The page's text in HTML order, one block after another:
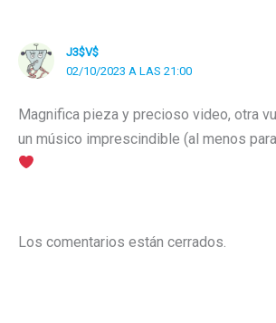
J3$V$
02/10/2023 A LAS 21:00
Magnifica pieza y precioso video, otra
un músico imprescindible (al menos
Los comentarios están cerrados.